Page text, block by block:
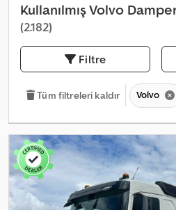
Kullanılmış Volvo
(2.182)
Filtre
Tüm filtreleri kaldır Volvo